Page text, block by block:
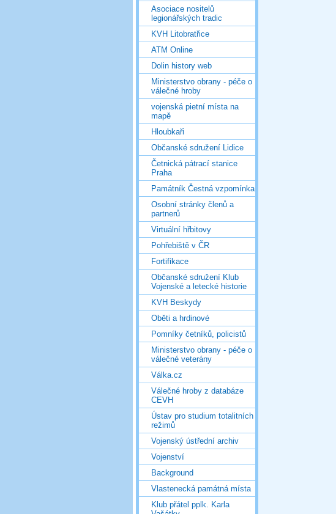
Asociace nositelů
legionářských tradic
KVH Litobratřice
ATM Online
Dolin history web
Ministerstvo obrany - péče o
válečné hroby
vojenská pietní místa na
mapě
Hloubkaři
Občanské sdružení Lidice
Četnická pátrací stanice
Praha
Památník Čestná vzpomínka
Osobní stránky členů a
partnerů
Virtuální hřbitovy
Pohřebiště v ČR
Fortifikace
Občanské sdružení Klub
Vojenské a letecké historie
KVH Beskydy
Oběti a hrdinové
Pomníky četníků, policistů
Ministerstvo obrany - péče o
válečné veterány
Válka.cz
Válečné hroby z databáze
CEVH
Ústav pro studium totalitních
režimů
Vojenský ústřední archiv
Vojenství
Background
Vlastenecká památná místa
Klub přátel pplk. Karla